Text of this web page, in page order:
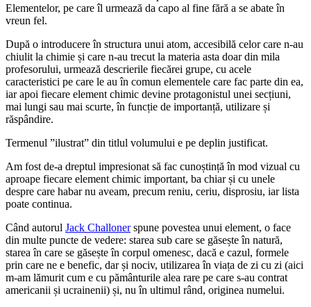
Elementelor, pe care îl urmează da capo al fine fără a se abate în
vreun fel.
După o introducere în structura unui atom, accesibilă celor care n-au
chiulit la chimie și care n-au trecut la materia asta doar din mila
profesorului, urmează descrierile fiecărei grupe, cu acele
caracteristici pe care le au în comun elementele care fac parte din ea,
iar apoi fiecare element chimic devine protagonistul unei secțiuni,
mai lungi sau mai scurte, în funcție de importanță, utilizare și
răspândire.
Termenul ”ilustrat” din titlul volumului e pe deplin justificat.
Am fost de-a dreptul impresionat să fac cunoștință în mod vizual cu
aproape fiecare element chimic important, ba chiar și cu unele
despre care habar nu aveam, precum reniu, ceriu, disprosiu, iar lista
poate continua.
Când autorul Jack Challonerspune povestea unui element, o face
din multe puncte de vedere: starea sub care se găsește în natură,
starea în care se găsește în corpul omenesc, dacă e cazul, formele
prin care ne e benefic, dar și nociv, utilizarea în viața de zi cu zi (aici
m-am lămurit cum e cu pământurile alea rare pe care s-au contrat
americanii și ucrainenii) și, nu în ultimul rând, originea numelui.